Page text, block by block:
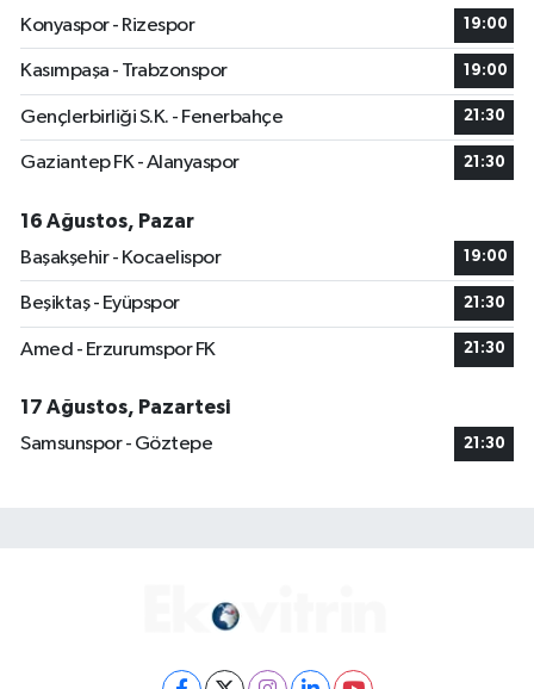
Konyaspor - Rizespor
19:00
Kasımpaşa - Trabzonspor 19:00
Gençlerbirliği S.K. - Fenerbahçe 21:30
Gaziantep FK - Alanyaspor 21:30
16 Ağustos, Pazar
Başakşehir - Kocaelispor
19:00
Beşiktaş - Eyüpspor 21:30
Amed - Erzurumspor FK 21:30
17 Ağustos, Pazartesi
Samsunspor - Göztepe
21:30